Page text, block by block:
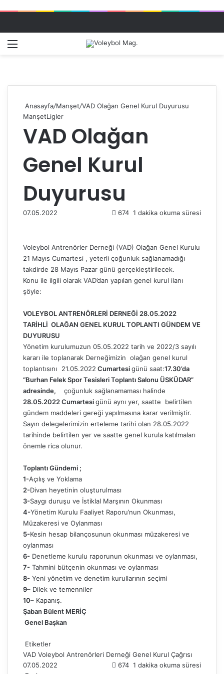
Anasayfa/Manşet/VAD Olağan Genel Kurul Duyurusu
ManşetLigler
VAD Olağan
Genel Kurul
Duyurusu
07.05.2022 674 1 dakika okuma süresi
Voleybol Antrenörler Derneği (VAD) Olağan Genel Kurulu
21 Mayıs Cumartesi , yeterli çoğunluk sağlanamadığı
takdirde 28 Mayıs Pazar günü gerçekleştirilecek.
Konu ile ilgili olarak VAD’dan yapılan genel kurul ilanı
şöyle:
VOLEYBOL ANTRENÖRLERİ DERNEĞİ 28.05.2022
TARİHLİ OLAĞAN GENEL KURUL TOPLANTI GÜNDEM VE
DUYURUSU
Yönetim kurulumuzun 05.05.2022 tarih ve 2022/3 sayılı
kararı ile toplanarak Derneğimizin olağan genel kurul
toplantısını
21.05.2022 Cumartesigünü saat:17.30’da
“Burhan Felek Spor Tesisleri Toplantı Salonu ÜSKÜDAR”
adresinde, çoğunluk sağlanamaması halinde
28.05.2022Cumartesigünü aynı yer, saatte belirtilen
gündem maddeleri gereği yapılmasına karar verilmiştir.
Sayın delegelerimizin erteleme tarihi olan 28.05.2022
tarihinde belirtilen yer ve saatte genel kurula katılmaları
önemle rica olunur.
Toplantı Gündemi ;
1-Açılış ve Yoklama
2-Divan heyetinin oluşturulması
3-Saygı duruşu ve İstiklal Marşının Okunması
4-Yönetim Kurulu Faaliyet Raporu’nun Okunması,
Müzakeresi ve Oylanması
5-Kesin hesap bilançosunun okunması müzakeresi ve
oylanması
6- Denetleme kurulu raporunun okunması ve oylanması,
7- Tahmini bütçenin okunması ve oylanması
8- Yeni yönetim ve denetim kurullarının seçimi
9– Dilek ve temenniler
10– Kapanış.
Şaban Bülent MERİÇ
Genel Başkan
Etiketler
VAD Voleybol Antrenörleri Derneği Genel Kurul Çağrısı
07.05.2022
674 1 dakika okuma süresi